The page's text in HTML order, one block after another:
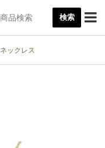
検索 
ネックレス